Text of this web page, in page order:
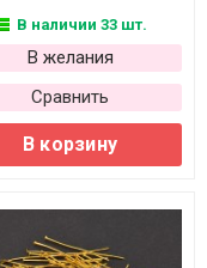
В наличии 33 шт.
В желания
Сравнить
В корзину